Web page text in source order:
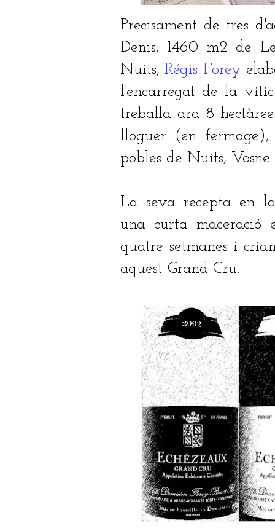
Precisament de tres
Denis, 1460 m2 de
Nuits, Régis Forey
l'encarregat de la
treballa ara 8
lloguer (en
pobles de Nuits,
La seva recepta en
una curta maceració
quatre setmanes i
aquest Grand Cru.